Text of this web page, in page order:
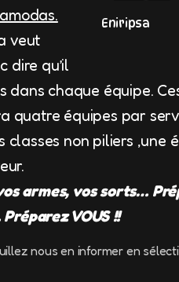
Eniripsa
veut
dire qu’il
chaque équipe.
quatre équipes par
classes non piliers ,une
armes, vos sorts…
VOUS !!
nous en informer en